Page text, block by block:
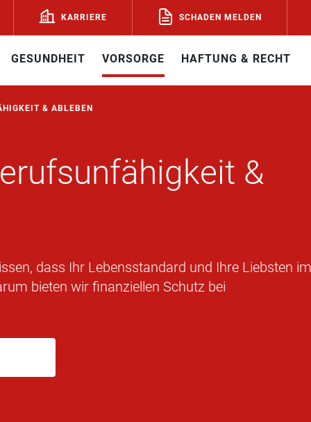
KARRIERE SCHADEN MELDEN
GESUNDHEIT VORSORGE HAFTUNG & RECHT
& ABLEBEN
&
dass Ihr Lebensstandard und Ihre Liebsten im
bieten wir finanziellen Schutz bei